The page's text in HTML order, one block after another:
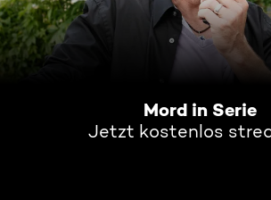
Mord in Serie
Jetzt kostenlos